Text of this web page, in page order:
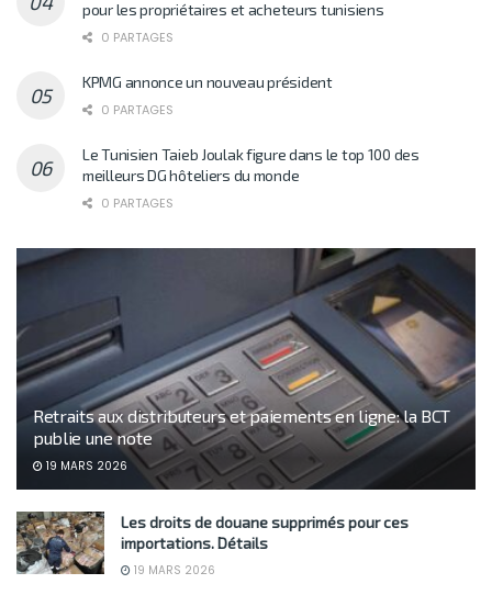
pour les propriétaires et acheteurs tunisiens
0 PARTAGES
KPMG annonce un nouveau président
0 PARTAGES
Le Tunisien Taieb Joulak figure dans le top 100 des
meilleurs DG hôteliers du monde
0 PARTAGES
Retraits aux distributeurs et paiements en ligne: la BCT
publie une note
19 MARS 2026
Les droits de douane supprimés pour ces
importations. Détails
19 MARS 2026